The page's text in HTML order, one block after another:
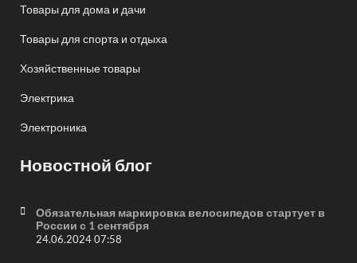
Товары для дома и дачи
Товары для спорта и отдыха
Хозяйственные товары
Электрика
Электроника
Новостной блог
Обязательная маркировка велосипедов стартует в
России с 1 сентября
24.06.2024 07:58